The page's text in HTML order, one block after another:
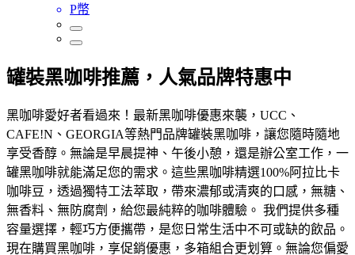
P幣
罐裝黑咖啡推薦，人氣品牌特惠中
黑咖啡愛好者看過來！最新黑咖啡優惠來襲，UCC、
CAFE!N、GEORGIA等熱門品牌罐裝黑咖啡，讓您隨時隨地
享受香醇。無論是早晨提神、午後小憩，還是辦公室工作，一
罐黑咖啡就能滿足您的需求。這些黑咖啡精選100%阿拉比卡
咖啡豆，透過獨特工法萃取，帶來濃郁或清爽的口感，無糖、
無香料、無防腐劑，給您最純粹的咖啡體驗。 我們提供多種
容量選擇，輕巧方便攜帶，是您日常生活中不可或缺的飲品。
現在購買黑咖啡，享促銷優惠，多箱組合更划算。無論您偏愛